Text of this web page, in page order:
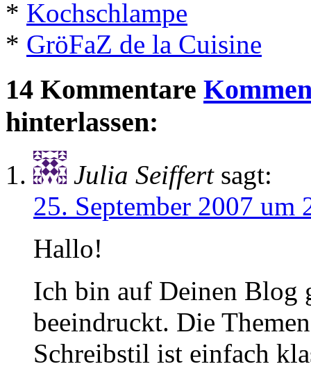
* Kochschlampe
* GröFaZ de la Cuisine
14 Kommentare
hinterlassen:
Julia Seiffert sagt:
25. September 2007 um
Hallo!
Ich bin auf Deinen Blog
beeindruckt. Die
Schreibstil ist einfach